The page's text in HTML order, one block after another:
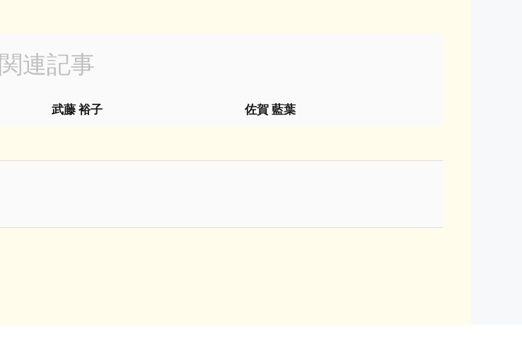
関連記事
武藤 裕子 佐賀 藍葉